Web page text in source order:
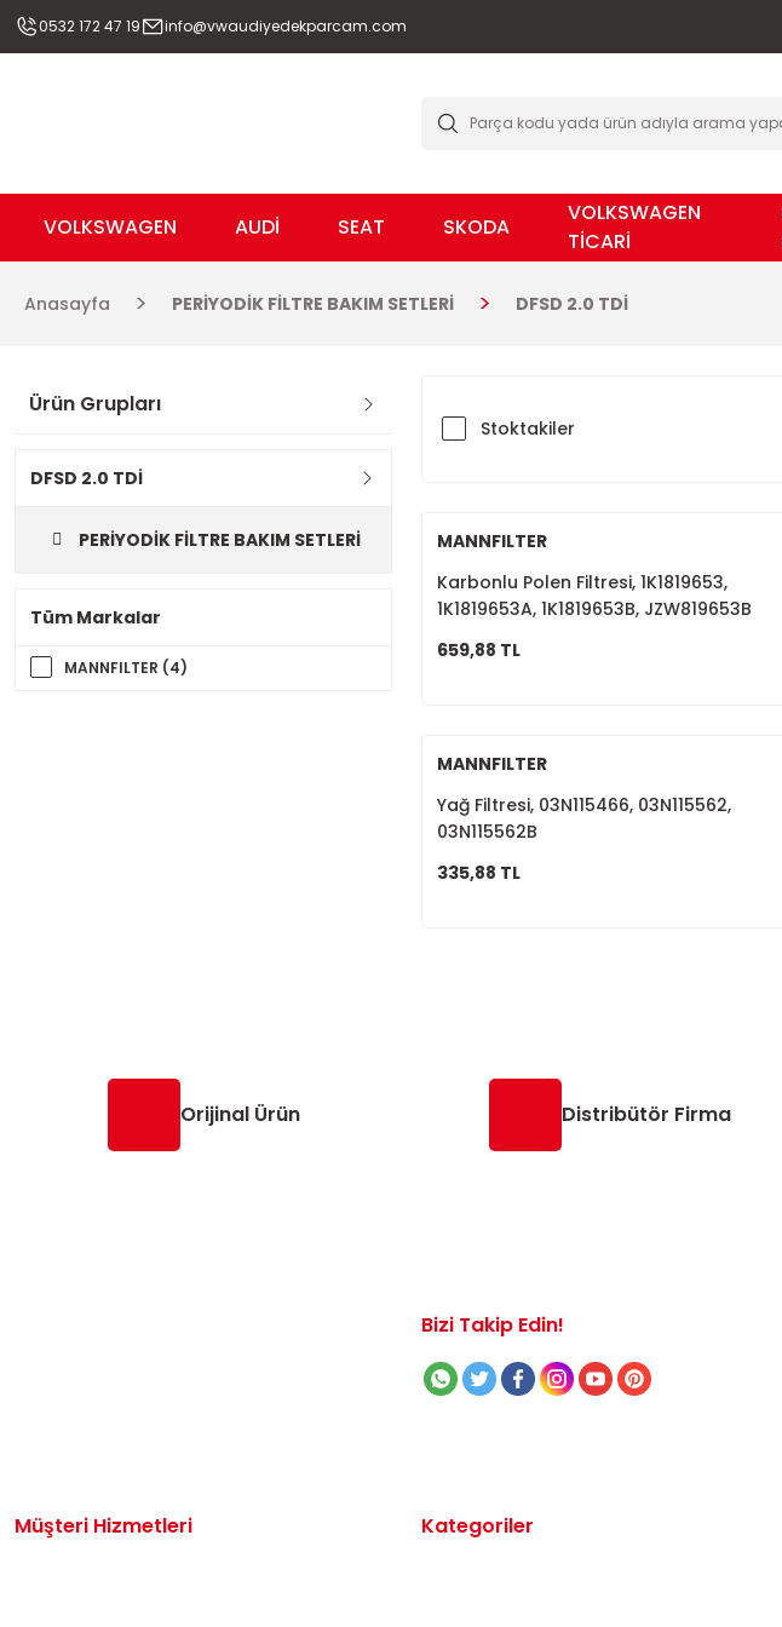
0532 172 47 19 info@vwaudiyedekparcam.com
VOLKSWAGEN AUDİ SEAT SKODA
VOLKSWAGEN
TİCARİ
Anasayfa PERİYODİK FİLTRE BAKIM SETLERİ DFSD 2.0 TDİ
Ürün Grupları
DFSD 2.0 TDİ
PERİYODİK FİLTRE BAKIM SETLERİ
Tüm Markalar
MANNFILTER (4)
Stoktakiler
MANNFILTER
Karbonlu Polen Filtresi, 1K1819653,
1K1819653A, 1K1819653B, JZW819653B
659,88 TL
MANNFILTER
Yağ Filtresi, 03N115466, 03N115562,
03N115562B
335,88 TL
Orijinal Ürün Distribütör Firma
Bizi Takip Edin!
Müşteri Hizmetleri Kategoriler